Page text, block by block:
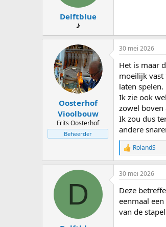
Delftblue
♪
Oosterhof
Vioolbouw
Frits Oosterhof
Beheerder
30 mei 2026
Het is maar
moeilijk vast
laten
Ik zie ook
zowel boven
Ik zou dus
andere
W
a
a
r
e
r
n
RolandS
D
30 mei 2026
Deze
eenmaal
van de